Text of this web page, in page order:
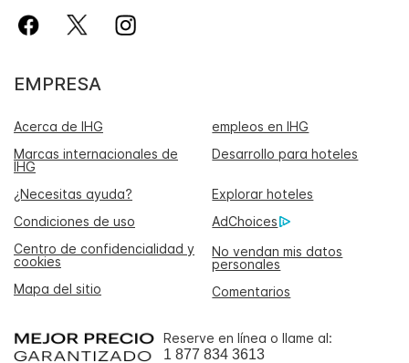
EMPRESA
Acerca de IHG
empleos en IHG
Marcas internacionales de
IHG
Desarrollo para hoteles
¿Necesitas ayuda?
Explorar hoteles
Condiciones de uso
AdChoices
Centro de confidencialidad y
cookies
No vendan mis datos
personales
Mapa del sitio
Comentarios
Reserve en línea o llame al:
1 877 834 3613